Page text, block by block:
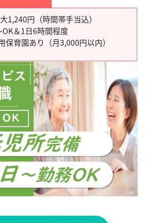
1,240円（時間帯手当込）
＆1日6時間程度
保育園あり（月3,000円以内）